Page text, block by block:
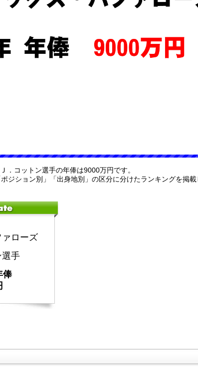
．コットン選手の年俸は9000万円です。
ジション別」「出身地別」の区分に分けたランキングを掲載
ローズ
選手
俸